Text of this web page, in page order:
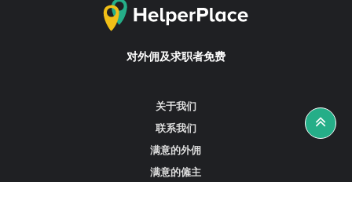
对外佣及求职者免费
关于我们
联系我们
满意的外佣
满意的僱主